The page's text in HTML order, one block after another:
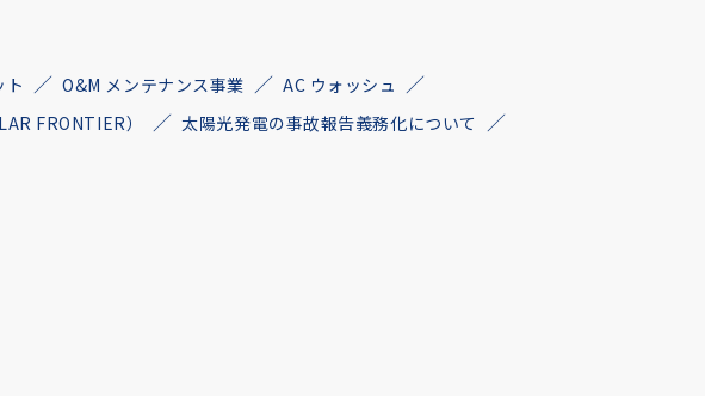
ト O&M メンテナンス事業
AC ウォッシュ
FRONTIER）
太陽光発電の事故報告義務化について